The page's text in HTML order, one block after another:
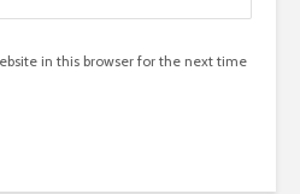
in this browser for the next time